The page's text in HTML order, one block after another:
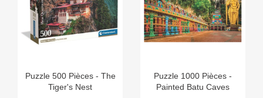
Puzzle 500 Pièces - The
Tiger's Nest
Puzzle 1000 Pièces -
Painted Batu Caves